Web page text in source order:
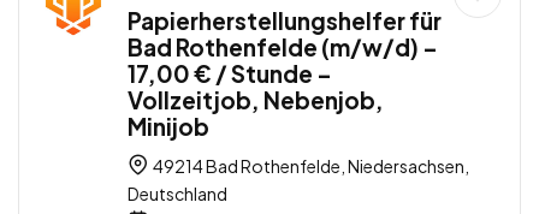
Papierherstellungshelfer für
Bad Rothenfelde (m/w/d) –
17,00 € / Stunde –
Vollzeitjob, Nebenjob,
Minijob
49214 Bad Rothenfelde, Niedersachsen,
Deutschland